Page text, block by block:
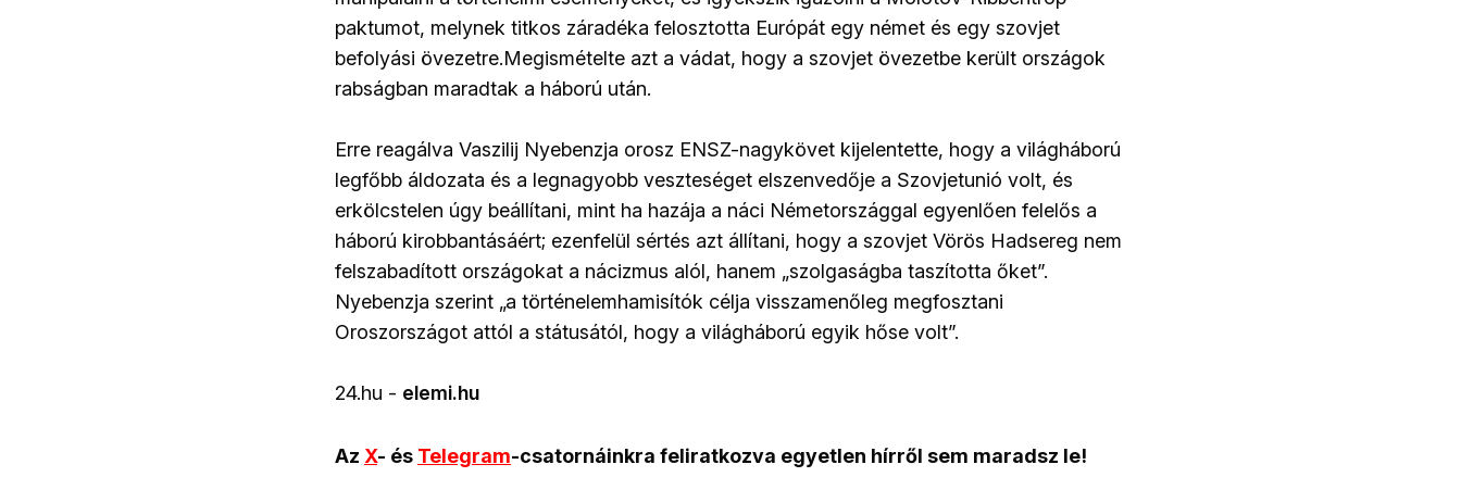
paktumot, melynek titkos záradéka felosztotta Európát egy német és egy szovjet
befolyási övezetre.Megismételte azt a vádat, hogy a szovjet övezetbe került országok
rabságban maradtak a háború után.
Erre reagálva Vaszilij Nyebenzja orosz ENSZ-nagykövet kijelentette, hogy a világháború
legfőbb áldozata és a legnagyobb veszteséget elszenvedője a Szovjetunió volt, és
erkölcstelen úgy beállítani, mint ha hazája a náci Németországgal egyenlően felelős a
háború kirobbantásáért; ezenfelül sértés azt állítani, hogy a szovjet Vörös Hadsereg nem
felszabadított országokat a nácizmus alól, hanem „szolgaságba taszította őket”.
Nyebenzja szerint „a történelemhamisítók célja visszamenőleg megfosztani
Oroszországot attól a státusától, hogy a világháború egyik hőse volt”.
24.hu - elemi.hu
Az X- és Telegram-csatornáinkra feliratkozva egyetlen hírről sem maradsz le!